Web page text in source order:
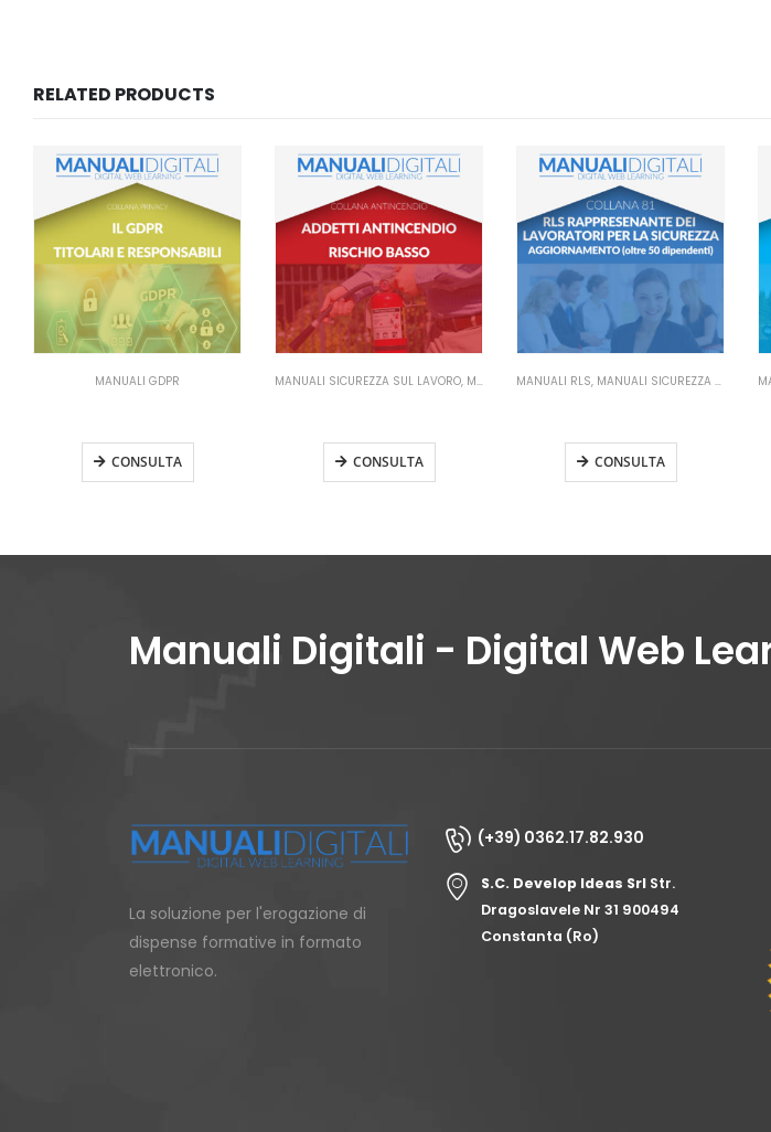
RELATED PRODUCTS
MANUALI SICUREZZA SUL LAVORO
CONSULTA
MANUALI RLS,MANUALI SICUREZZA SUL LAVORO
CONSULTA
MANUALI ATTREZZATURE ,MANUALI SICUREZZA SUL LAVORO
CONSULTA
Manuali Digitali - Digital Web
La soluzione per l'erogazione di
dispense formative in formato
elettronico.
(+39) 0362.17.82.930
S.C. Develop Ideas Srl Str.
Dragoslavele Nr 31 900494
Constanta (Ro)